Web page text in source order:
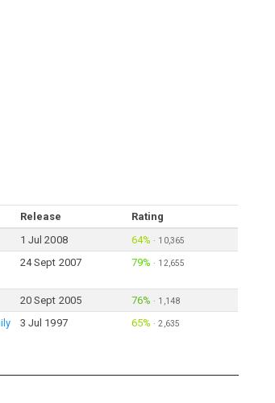
Release
Rating
1 Jul 2008 64% · 10,365
24 Sept 2007 79% · 12,655
20 Sept 2005 76% · 1,148
3 Jul 1997 65% ·2,635